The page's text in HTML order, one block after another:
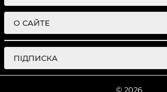
О САЙТЕ
ПІДПИСКА
© 2026